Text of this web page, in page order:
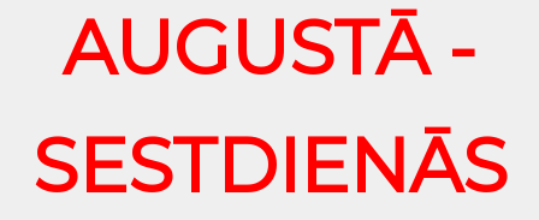
AUGUSTĀ -
SESTDIENĀS